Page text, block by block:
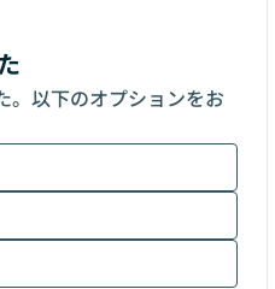
。以下のオプションをお